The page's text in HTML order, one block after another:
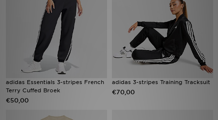
adidas Essentials 3-stripes French
Terry Cuffed Broek
€50,00
adidas 3-stripes Training Tracksuit
€70,00